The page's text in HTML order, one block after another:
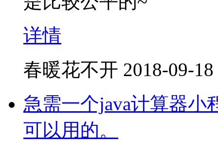
详情
春暖花不开 2018-09-
急需一个java计算器小
可以用的。